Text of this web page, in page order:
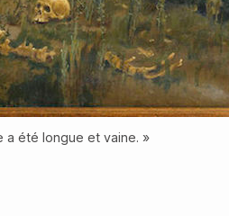
a été longue et vaine. »